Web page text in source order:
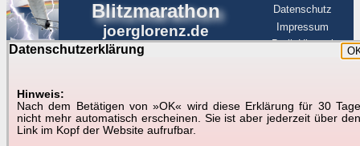
Datenschutzerklärung
Hinweis:
Nach dem Betätigen von »OK« wird diese Erklärung für 30 Tage
nicht mehr automatisch erscheinen. Sie ist aber jederzeit über den
Link im Kopf der Website aufrufbar.
Blitzmarathon
joerglorenz.de
Datenschutz
Impressum
BerlinHimmel
Blitzmarathon
Gewitter über Berlin:
09.02.2019